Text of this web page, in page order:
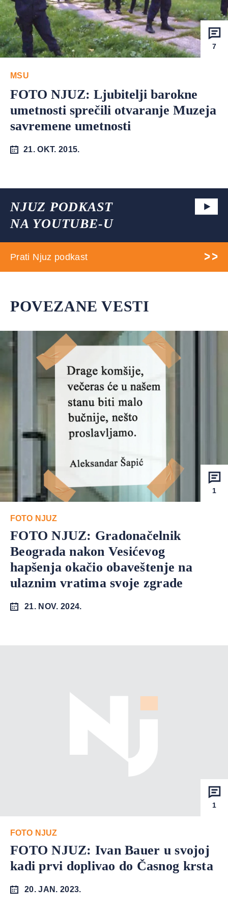
7
MSU
FOTO NJUZ: Ljubitelji barokne
umetnosti sprečili otvaranje Muzeja
savremene umetnosti
21. OKT. 2015.
NJUZ PODKAST
NA YOUTUBE-U
Prati Njuz podkast
POVEZANE VESTI
1
FOTO NJUZ
FOTO NJUZ: Gradonačelnik
Beograda nakon Vesićevog
hapšenja okačio obaveštenje na
ulaznim vratima svoje zgrade
21. NOV. 2024.
1
FOTO NJUZ
FOTO NJUZ: Ivan Bauer u svojoj
kadi prvi doplivao do Časnog krsta
20. JAN. 2023.